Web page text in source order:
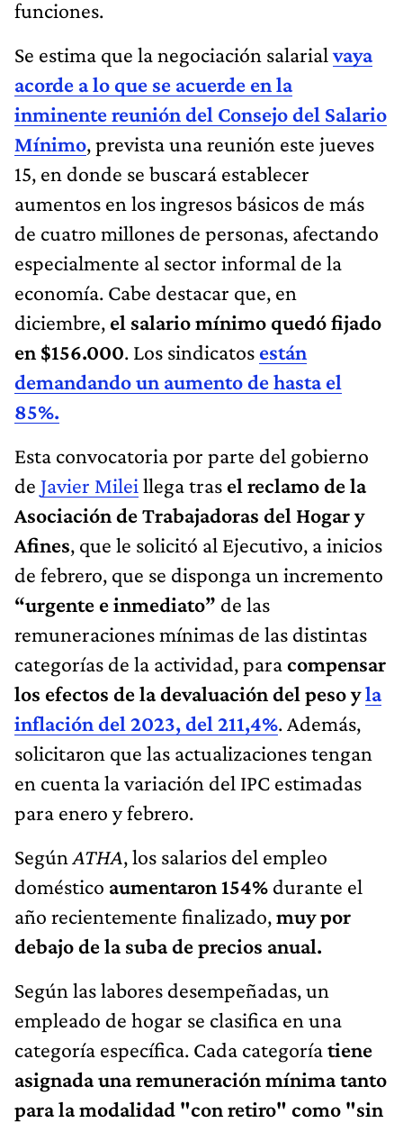
funciones.
Se estima que la negociación salarialvaya
acorde a lo que se acuerde en la
inminente reunión del Consejo del Salario
Mínimo, prevista una reunión este jueves
15, en donde se buscará establecer
aumentos en los ingresos básicos de más
de cuatro millones de personas, afectando
especialmente al sector informal de la
economía. Cabe destacar que, en
diciembre, el salario mínimo quedó fijado
en $156.000. Los sindicatos están
demandando un aumento de hasta el
85%.
Esta convocatoria por parte del gobierno
de Javier Milei llega tras el reclamo de la
Asociación de Trabajadoras del Hogar y
Afines, que le solicitó al Ejecutivo, a inicios
de febrero, que se disponga un incremento
“urgente e inmediato” de las
remuneraciones mínimas de las distintas
categorías de la actividad, paracompensar
los efectos de la devaluación del peso yla
inflación del 2023, del 211,4%. Además,
solicitaron que las actualizaciones tengan
en cuenta la variación del IPC estimadas
para enero y febrero.
Según ATHA, los salarios del empleo
doméstico aumentaron 154% durante el
año recientemente finalizado,muy por
debajo de la suba de precios anual.
Según las labores desempeñadas, un
empleado de hogar se clasifica en una
categoría específica. Cada categoríatiene
asignada una remuneración mínima tanto
para la modalidad "con retiro" como "sin